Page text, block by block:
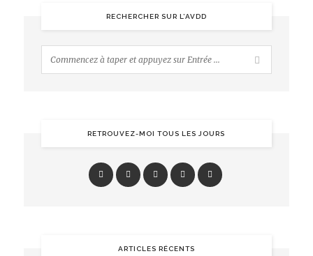
RECHERCHER SUR L’AVDD
RETROUVEZ-MOI TOUS LES JOURS
ARTICLES RÉCENTS